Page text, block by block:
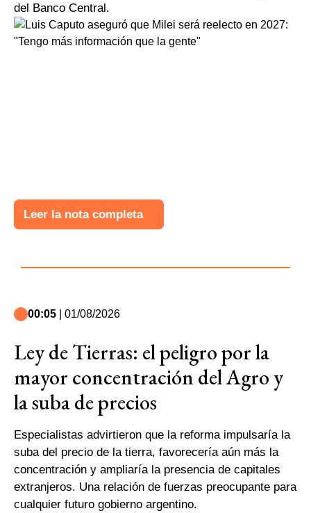
del Banco Central.
Leer la nota completa
00:05 | 01/08/2026
Ley de Tierras: el peligro por la
mayor concentración del Agro y
la suba de precios
Especialistas advirtieron que la reforma impulsaría la
suba del precio de la tierra, favorecería aún más la
concentración y ampliaría la presencia de capitales
extranjeros. Una relación de fuerzas preocupante para
cualquier futuro gobierno argentino.